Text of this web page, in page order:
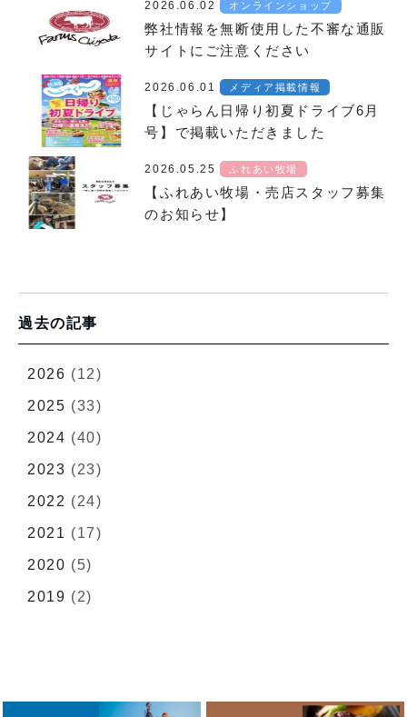
2026.06.02 オンラインショップ
弊社情報を無断使用した不審な通販
サイトにご注意ください
2026.06.01 メディア掲載情報
【じゃらん日帰り初夏ドライブ6月
号】で掲載いただきました
2026.05.25 ふれあい牧場
【ふれあい牧場・売店スタッフ募集
のお知らせ】
過去の記事
2026 (12)
2025 (33)
2024 (40)
2023 (23)
2022 (24)
2021 (17)
2020 (5)
2019 (2)